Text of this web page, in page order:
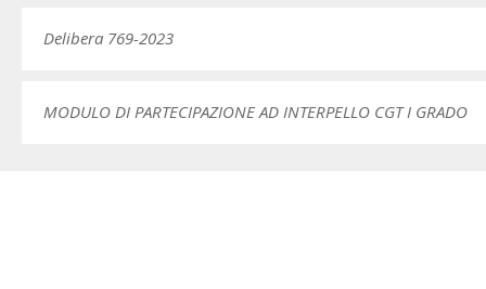
Delibera 769-2023
MODULO DI PARTECIPAZIONE AD INTERPELLO CGT I GRADO